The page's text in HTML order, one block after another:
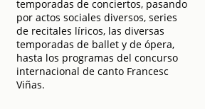
temporadas de conciertos, pasando
por actos sociales diversos, series
de recitales líricos, las diversas
temporadas de ballet y de ópera,
hasta los programas del concurso
internacional de canto Francesc
Viñas.